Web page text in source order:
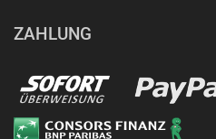
ZAHLUNG